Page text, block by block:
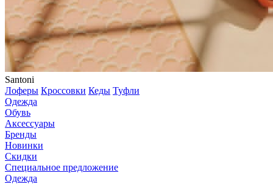
Santoni
Лоферы Кроссовки Кеды Туфли
Одежда
Обувь
Аксессуары
Бренды
Новинки
Скидки
Специальное предложение
Одежда